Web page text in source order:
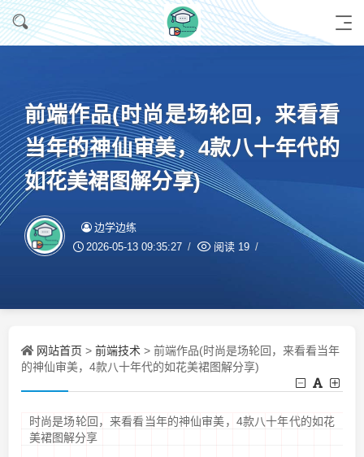
前端作品(时尚是场轮回，来看看
当年的神仙审美，4款八十年代的
如花美裙图解分享)
边学边练
2026-05-13 09:35:27 阅读 19
网站首页 > 前端技术 > 前端作品(时尚是场轮回，来看看当年
的神仙审美，4款八十年代的如花美裙图解分享)
时尚是场轮回，来看看当年的神仙审美，4款八十年代的如花
美裙图解分享